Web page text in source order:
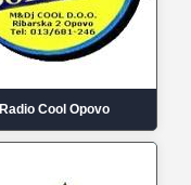
Radio Cool Opovo